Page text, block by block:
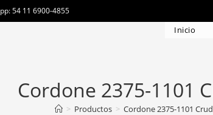
54 11 6900-4855
Inicio
Cordone 2375-1101
> Productos > Cordone 2375-1101